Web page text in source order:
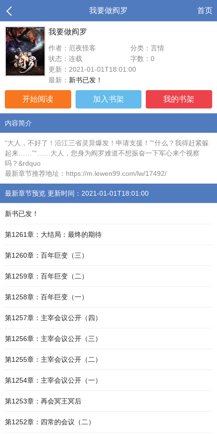
我要做阎罗 首页
我要做阎罗
作者：厄夜怪客
分类：言情
状态：连载
字数：0
更新：2021-01-01T18:01:00
最新： 新书已发！
开始阅读 加入书架 我的书架
内容简介
“大人，不好了！沿江三省灵异爆发！申请支援！”“什么？我得赶紧躲
起来……”“……大人，您身为阎罗难道不想振奋一下军心来个视察
吗？&rdquo
最新章节推荐地址：https://m.lewen99.com/lw/17492/
最新章节预览 更新时间：2021-01-01T18:01:00
新书已发！
第1261章：大结局：最终的期待
第1260章：百年巨变（三）
第1259章：百年巨变（二）
第1258章：百年巨变（一）
第1257章：主宰会议公开（四）
第1256章：主宰会议公开（三）
第1255章：主宰会议公开（二）
第1254章：主宰会议公开（一）
第1253章：再会冥王冥后
第1252章：四常的会议（二）